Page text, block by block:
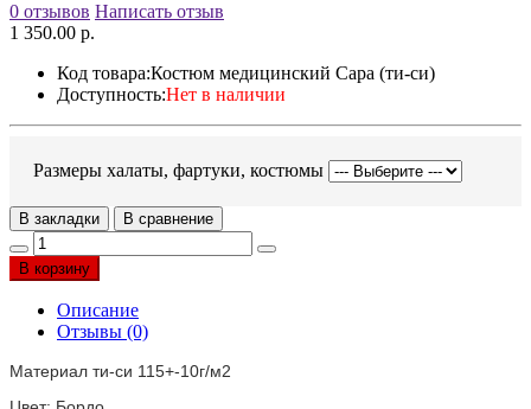
0 отзывов Написать отзыв
1 350.00 р.
Код товара:Костюм медицинский Сара (ти-си)
Доступность:Нет в наличии
Размеры халаты, фартуки, костюмы
В закладки В сравнение
В корзину
Описание
Отзывы (0)
Материал ти-си 115+-10г/м2